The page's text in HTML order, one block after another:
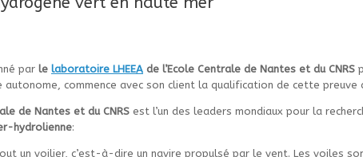
par le laboratoire LHEEA de l’Ecole Centrale de Nantes et du CNRS
commence avec son client la qualification de cette preuve
de Nantes et du CNRS est l’un des leaders mondiaux pour la
hydrolienne:
un voilier, c’est-à-dire un navire propulsé par le vent. Les voiles